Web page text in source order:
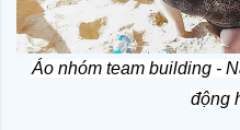
Áo nhóm team building -
động